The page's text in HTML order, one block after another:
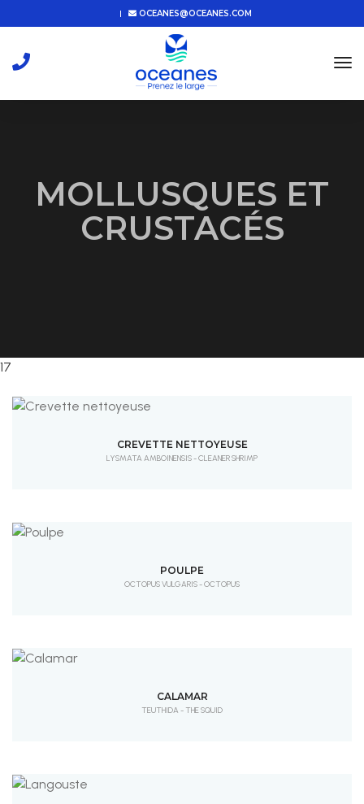
OCEANES@OCEANES.COM
MOLLUSQUES ET
CRUSTACÉS
17
CREVETTE NETTOYEUSE
LYSMATA AMBOINENSIS - CLEANER SHRIMP
POULPE
OCTOPUS VULGARIS - OCTOPUS
CALAMAR
TEUTHIDA - THE SQUID